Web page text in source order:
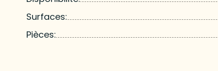
Surfaces:
Pièces: